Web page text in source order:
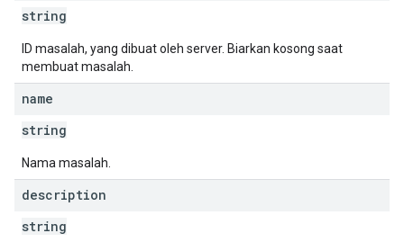
string
ID masalah, yang dibuat oleh server. Biarkan kosong saat
membuat masalah.
name
string
Nama masalah.
description
string